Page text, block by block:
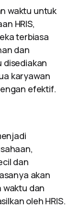
waktu untuk
HRIS,
terbiasa
dan
disediakan
karyawan
efektif.
dan
akan
waktu dan
oleh HRIS.